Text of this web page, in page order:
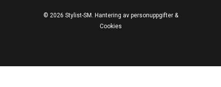
© 2026 Stylist-SM. Hantering av personuppgifter &
Cookies